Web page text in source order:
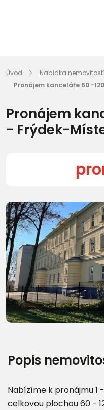
Úvod
Nabídka
Pronájem kanceláře 60 -
Pronájem
- Frýdek-
Další
Popis
Nabízíme k pronájmu
celkovou plochou 60 -